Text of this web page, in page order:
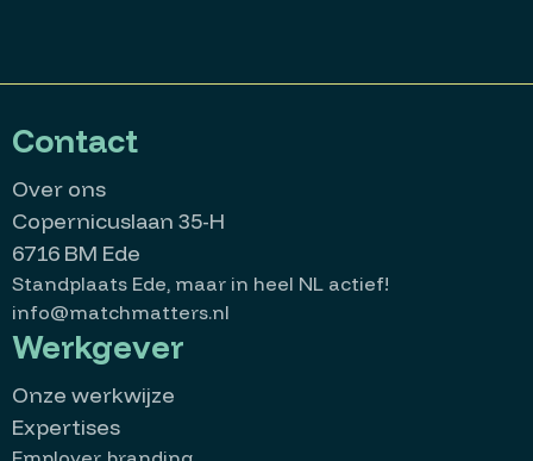
Contact
Over ons
Copernicuslaan 35-H
6716 BM Ede
Standplaats Ede, maar in heel NL actief!
info@matchmatters.nl
Werkgever
Onze werkwijze
Expertises